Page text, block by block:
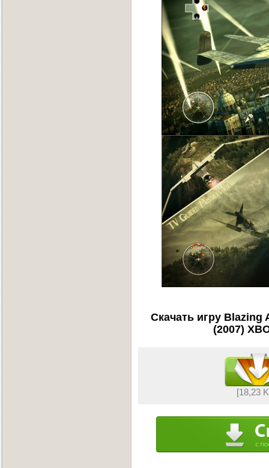
Скачать игру Blazing
(2007)
[18,23